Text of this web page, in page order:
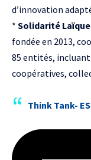
d’innovation
* Solidarité
fondée en 2013,
85 entités, incluant
coopératives,
Think Tank-